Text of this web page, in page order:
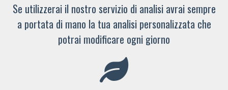
Se utilizzerai il nostro servizio di analisi avrai sempre
a portata di mano la tua analisi personalizzata che
potrai modificare ogni giorno